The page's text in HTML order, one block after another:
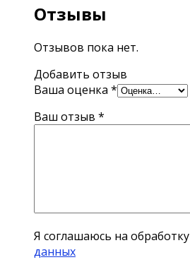
Отзывы
Отзывов пока нет.
Добавить отзыв
Ваша оценка *
Ваш отзыв *
Я соглашаюсь на обработку
данных